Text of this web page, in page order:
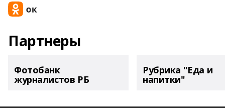
Партнеры
Фотобанк
журналистов РБ
Рубрика "Еда и
напитки"